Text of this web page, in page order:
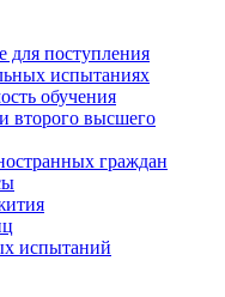
для поступления
испытаниях
обучения
второго высшего
граждан
испытаний